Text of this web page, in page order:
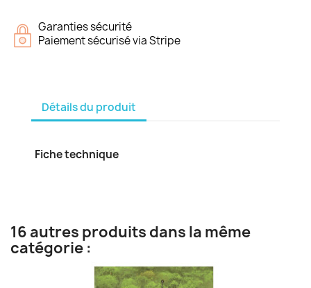
Garanties sécurité
Paiement sécurisé via Stripe
Détails du produit
Fiche technique
16 autres produits dans la même
catégorie :